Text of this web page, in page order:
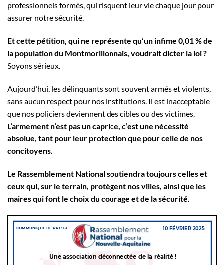
professionnels formés, qui risquent leur vie chaque jour pour
assurer notre sécurité.
Et cette pétition, qui ne représente qu’un infime 0,01 % de
la population du Montmorillonnais, voudrait dicter la loi ?
Soyons sérieux.
Aujourd’hui, les délinquants sont souvent armés et violents,
sans aucun respect pour nos institutions. Il est inacceptable
que nos policiers deviennent des cibles ou des victimes.
L’armement n’est pas un caprice, c’est une nécessité
absolue, tant pour leur protection que pour celle de nos
concitoyens.
Le Rassemblement National soutiendra toujours celles et
ceux qui, sur le terrain, protègent nos villes, ainsi que les
maires qui font le choix du courage et de la sécurité.